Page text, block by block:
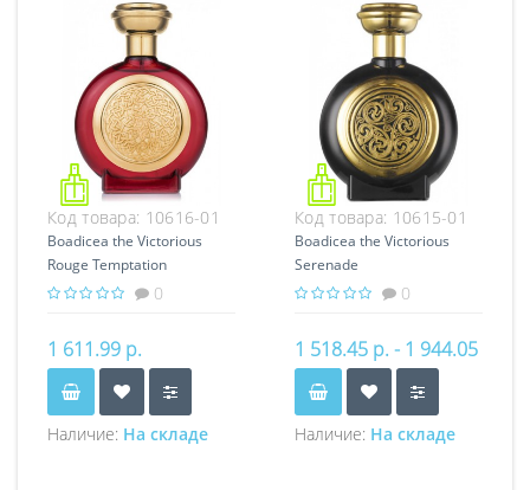
Код товара: 10616-01
Boadicea the Victorious
Rouge Temptation
0
1 611.99 р.
Наличие: На складе
Код товара: 10615-01
Boadicea the Victorious
Serenade
0
1 518.45 р. - 1 944.05
р.
Наличие: На складе